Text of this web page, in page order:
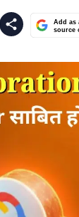
Add as
source